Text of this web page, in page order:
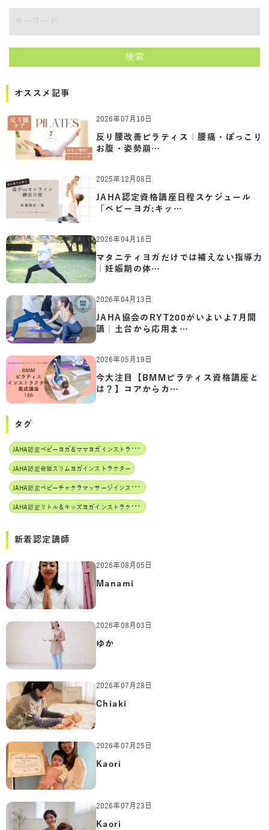
検索
オススメ記事
2026年07月10日
反り腰改善ピラティス｜腰痛・ぽっこり
お腹・姿勢崩…
2025年12月08日
JAHA認定資格講座日程スケジュール
「ベビーヨガ:キッ…
2026年04月16日
マタニティヨガだけでは補えない指導力
｜妊娠期の体…
2026年04月13日
JAHA協会のRYT200がいよいよ7月開
講｜土台から応用ま…
2026年05月19日
今大注目【BMMピラティス資格講座と
は？】コアからカ…
タグ
J
AHA認定ベビーヨガ＆ママヨガインストラクター
JAHA認定骨盤スリムヨガインストラクター
J
AHA認定ベビーチャクラマッサージインストラクター
J
AHA認定リトル＆キッズヨガインストラクター
新着認定講師
2026年08月05日
Manami
2026年08月03日
ゆか
2026年07月28日
Chiaki
2026年07月25日
Kaori
2026年07月23日
Kaori